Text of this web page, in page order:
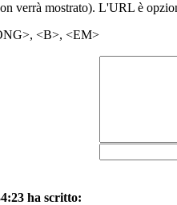
verrà mostrato). L'URL è
<B>, <EM>
ha scritto: